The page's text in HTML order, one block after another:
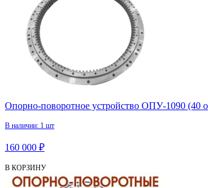
Опорно-поворотное устройство ОПУ-1090 (40
В наличии: 1 шт
160 000 ₽
В КОРЗИНУ